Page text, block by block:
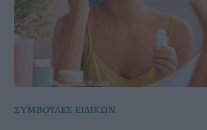
ΣΥΜΒΟΥΛΕΣ ΕΙΔΙΚΩΝ